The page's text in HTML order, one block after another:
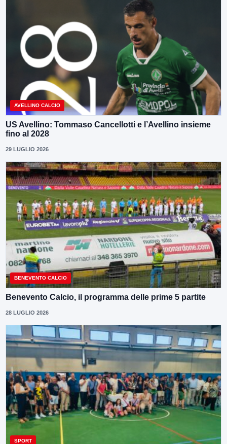
AVELLINO CALCIO
US Avellino: Tommaso Cancellotti e l’Avellino insieme
fino al 2028
29 LUGLIO 2026
BENEVENTO CALCIO
Benevento Calcio, il programma delle prime 5 partite
28 LUGLIO 2026
SPORT